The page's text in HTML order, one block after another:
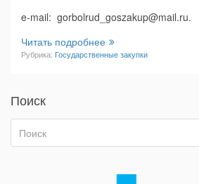
e-mail: gorbolrud_goszakup@mail.ru.
Читать подробнее
Рубрика: Государственные закупки
Поиск